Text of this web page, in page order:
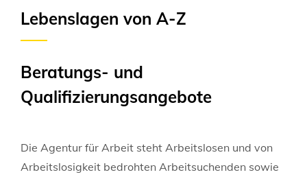
Lebenslagen von A-Z
Beratungs- und
Qualifizierungsangebote
Die Agentur für Arbeit steht Arbeitslosen und von
Arbeitslosigkeit bedrohten Arbeitsuchenden sowie